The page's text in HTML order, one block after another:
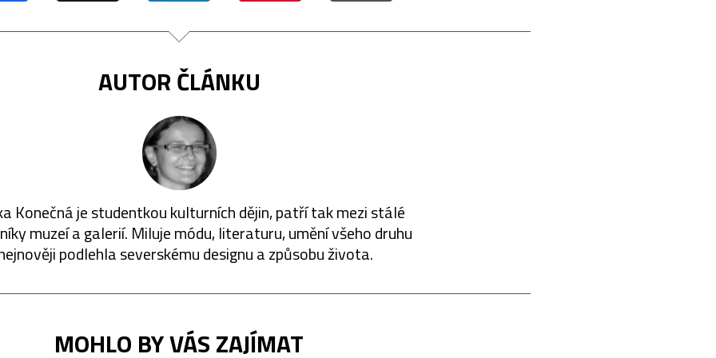
AUTOR ČLÁNKU
Konečná je studentkou kulturních dějin, patří tak mezi stálé
muzeí a galerií. Miluje módu, literaturu, umění všeho druhu
podlehla severskému designu a způsobu života.
MOHLO BY VÁS ZAJÍMAT